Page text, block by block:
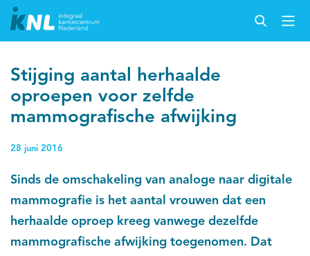
Stijging aantal herhaalde
oproepen voor zelfde
mammografische afwijking
28 juni 2016
Sinds de omschakeling van analoge naar digitale
mammografie is het aantal vrouwen dat een
herhaalde oproep kreeg vanwege dezelfde
mammografische afwijking toegenomen. Dat